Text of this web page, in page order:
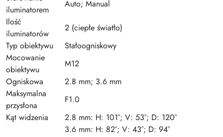
iluminatorem
Auto; Manual
Ilość
iluminatorów
2 (ciepłe światło)
Typ obiektywu
Stałoogniskowy
Mocowanie
obiektywu
M12
Ogniskowa
2.8 mm; 3.6 mm
Maksymalna
przysłona
F1.0
Kąt widzenia
2.8 mm: H: 101°; V: 53°; D: 120°
3.6 mm: H: 82°; V: 43°; D: 94°